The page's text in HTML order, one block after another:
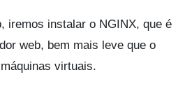
iremos instalar o NGINX, que é
web, bem mais leve que o
virtuais.